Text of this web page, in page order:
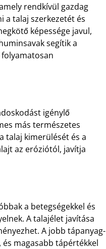
rendkívül gazdag
a talaj szerkezetét és
képessége javul,
segítik a
igénylő
más természetes
talaj kimerülését és a
az eróziótól, javítja
a betegségekkel és
A talajélet javítása
A jobb tápanyag-
magasabb tápértékkel